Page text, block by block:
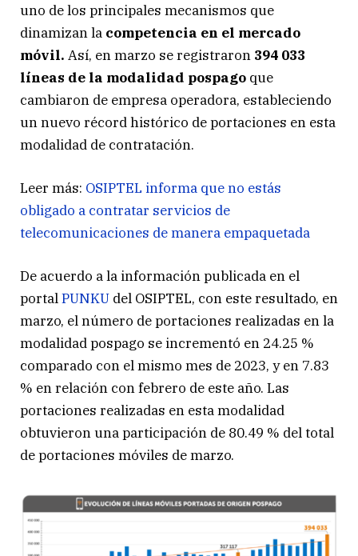
uno de los principales mecanismos que
dinamizan la competencia en el mercado
móvil. Así, en marzo se registraron 394 033
líneas de la modalidad pospago que
cambiaron de empresa operadora, estableciendo
un nuevo récord histórico de portaciones en esta
modalidad de contratación.
Leer más: OSIPTEL informa que no estás
obligado a contratar servicios de
telecomunicaciones de manera empaquetada
De acuerdo a la información publicada en el
portalPUNKU del OSIPTEL, con este resultado, en
marzo, el número de portaciones realizadas en la
modalidad pospago se incrementó en 24.25 %
comparado con el mismo mes de 2023, y en 7.83
% en relación con febrero de este año. Las
portaciones realizadas en esta modalidad
obtuvieron una participación de 80.49 % del total
de portaciones móviles de marzo.